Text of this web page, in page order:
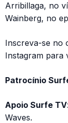
Arribillaga, no
Wainberg, no
Inscreva-se no
Instagram para
Patrocínio
Apoio Surfe TV
Waves.